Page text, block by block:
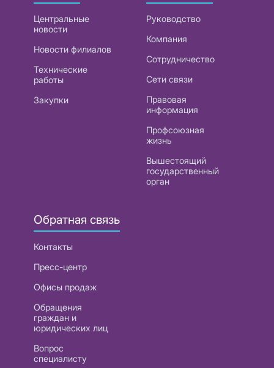
Центральные
новости
Новости филиалов
Технические
работы
Закупки
Руководство
Компания
Сотрудничество
Сети связи
Правовая
информация
Профсоюзная
жизнь
Вышестоящий
государственный
орган
Обратная связь
Контакты
Пресс-центр
Офисы продаж
Обращения
граждан и
юридических лиц
Вопрос
специалисту